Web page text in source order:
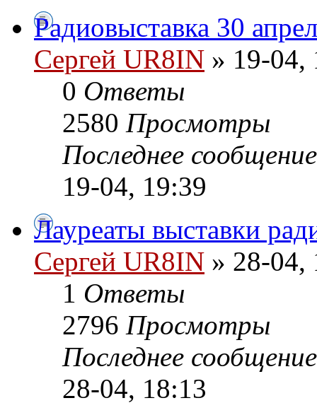
Радиовыставка 30
Сергей UR8IN » 19-04,
0 Ответы
2580 Просмотры
Последнее
19-04, 19:39
Лауреаты выставки
Сергей UR8IN » 28-04,
1 Ответы
2796 Просмотры
Последнее
28-04, 18:13